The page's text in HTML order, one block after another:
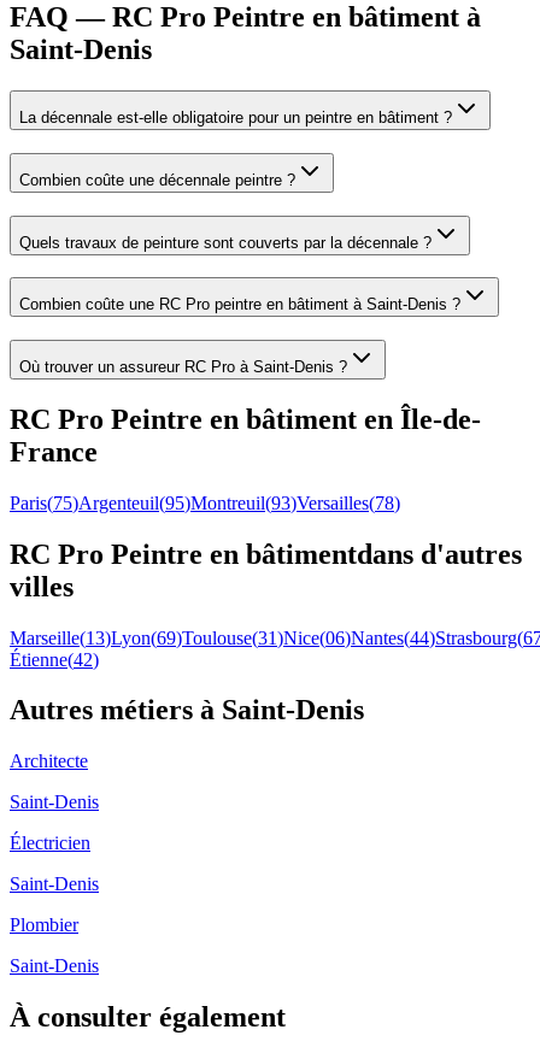
FAQ — RC Pro Peintre en bâtiment à
Saint-Denis
La décennale est-elle obligatoire pour un peintre en bâtiment ?
Combien coûte une décennale peintre ?
Quels travaux de peinture sont couverts par la décennale ?
Combien coûte une RC Pro peintre en bâtiment à Saint-Denis ?
Où trouver un assureur RC Pro à Saint-Denis ?
RC Pro Peintre en bâtiment en Île-de-
France
Paris(75)Argenteuil(95)Montreuil(93)Versailles(78)
RC Pro Peintre en bâtimentdans d'autres
villes
Marseille(13)Lyon(69)Toulouse(31)Nice(06)Nantes(44)Strasbourg(
Étienne(42)
Autres métiers à Saint-Denis
Architecte
Saint-Denis
Électricien
Saint-Denis
Plombier
Saint-Denis
À consulter également